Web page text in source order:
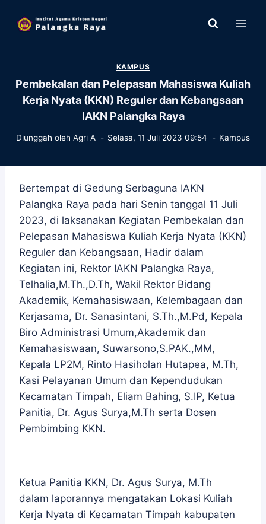
KAMPUS
Pembekalan dan Pelepasan Mahasiswa Kuliah
Kerja Nyata (KKN) Reguler dan Kebangsaan
IAKN Palangka Raya
Diunggah oleh Agri A Selasa, 11 Juli 2023 09:54 Kampus
Bertempat di Gedung Serbaguna IAKN
Palangka Raya pada hari Senin tanggal 11 Juli
2023, di laksanakan Kegiatan Pembekalan dan
Pelepasan Mahasiswa Kuliah Kerja Nyata (KKN)
Reguler dan Kebangsaan, Hadir dalam
Kegiatan ini, Rektor IAKN Palangka Raya,
Telhalia,M.Th.,D.Th, Wakil Rektor Bidang
Akademik, Kemahasiswaan, Kelembagaan dan
Kerjasama, Dr. Sanasintani, S.Th.,M.Pd, Kepala
Biro Administrasi Umum,Akademik dan
Kemahasiswaan, Suwarsono,S.PAK.,MM,
Kepala LP2M, Rinto Hasiholan Hutapea, M.Th,
Kasi Pelayanan Umum dan Kependudukan
Kecamatan Timpah, Eliam Bahing, S.IP, Ketua
Panitia, Dr. Agus Surya,M.Th serta Dosen
Pembimbing KKN.
Ketua Panitia KKN, Dr. Agus Surya, M.Th
dalam laporannya mengatakan Lokasi Kuliah
Kerja Nyata di Kecamatan Timpah kabupaten